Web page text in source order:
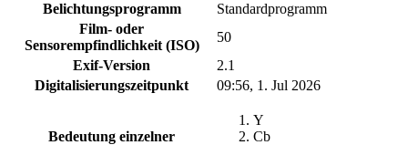
Belichtungsprogramm
Standardprogramm
Film- oder
Sensorempfindlichkeit (ISO)
50
Exif-Version
2.1
Digitalisierungszeitpunkt
09:56, 1. Jul 2026
Bedeutung einzelner
Y
Cb